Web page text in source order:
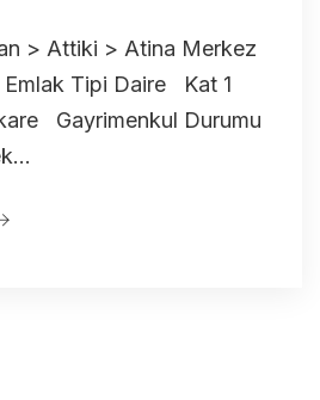
> Attiki > Atina Merkez
Tipi Daire Kat 1
Gayrimenkul Durumu